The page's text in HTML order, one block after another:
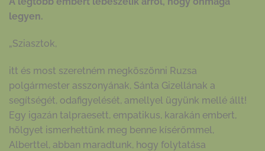
legyen.
„Sziasztok,
itt és most szeretném megköszönni Ruzsa
polgármester asszonyának, Sánta Gizellának a
segítségét, odafigyelését, amellyel ügyünk mellé állt!
Egy igazán talpraesett, empatikus, karakán embert,
hölgyet ismerhettünk meg benne kísérőmmel,
Alberttel, abban maradtunk, hogy folytatása